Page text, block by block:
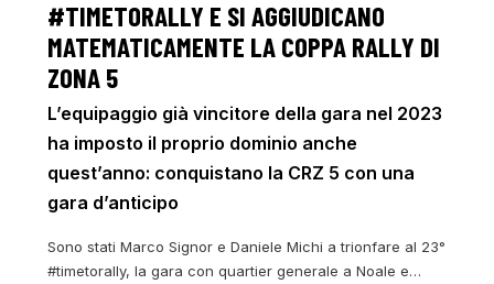
#TIMETORALLY E SI AGGIUDICANO
MATEMATICAMENTE LA COPPA RALLY DI
ZONA 5
L’equipaggio già vincitore della gara nel 2023
ha imposto il proprio dominio anche
quest’anno: conquistano la CRZ 5 con una
gara d’anticipo
Sono stati Marco Signor e Daniele Michi a trionfare al 23°
#timetorally, la gara con quartier generale a Noale e…